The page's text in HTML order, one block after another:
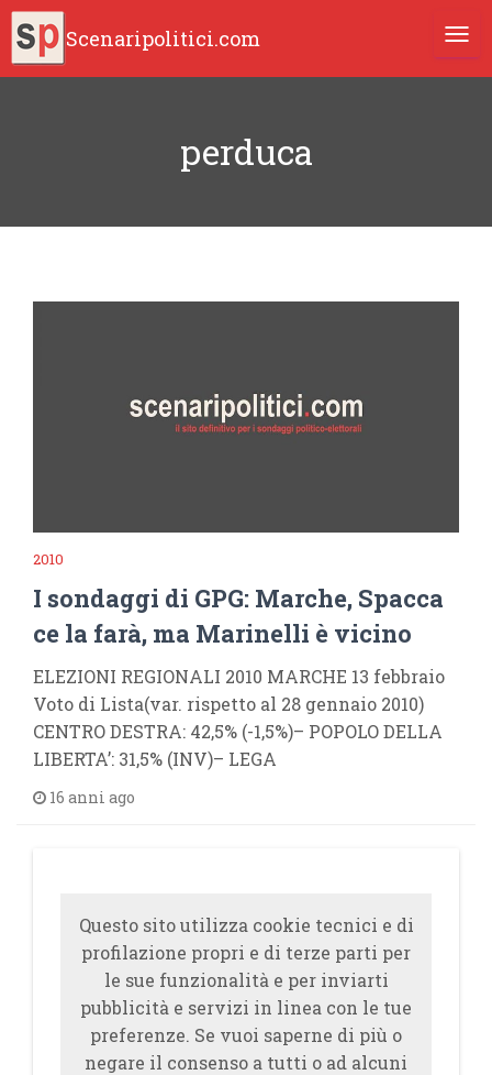
Scenaripolitici.com
perduca
2010
I sondaggi di GPG: Marche, Spacca
ce la farà, ma Marinelli è vicino
ELEZIONI REGIONALI 2010 MARCHE 13 febbraio
Voto di Lista(var. rispetto al 28 gennaio 2010)
CENTRO DESTRA: 42,5% (-1,5%)– POPOLO DELLA
LIBERTA’: 31,5% (INV)– LEGA
16 anni ago
Questo sito utilizza cookie tecnici e di
profilazione propri e di terze parti per
le sue funzionalità e per inviarti
pubblicità e servizi in linea con le tue
preferenze. Se vuoi saperne di più o
negare il consenso a tutti o ad alcuni